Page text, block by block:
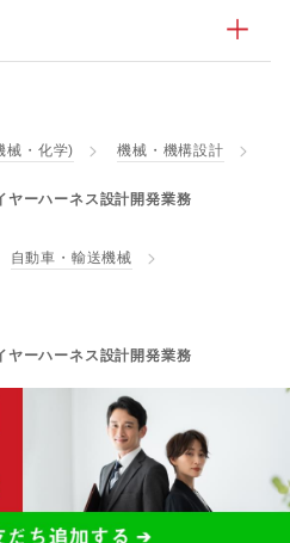
械・化学) 機械・機構設計
ヤーハーネス設計開発業務
自動車・輸送機械
ヤーハーネス設計開発業務